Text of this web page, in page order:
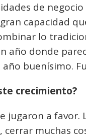
de
capacidad
lo
año donde
buenísimo.
crecimiento?
jugaron a
muchas